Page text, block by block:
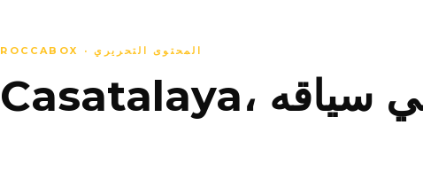
ROCCABOX · المحتوى التحريري